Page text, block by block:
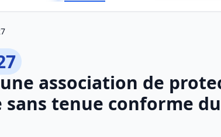
association de
sans tenue conforme